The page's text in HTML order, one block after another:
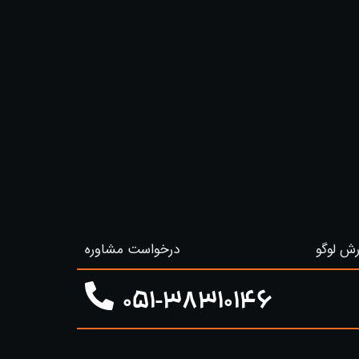
لوگو
درخواست مشاوره
051-38310146